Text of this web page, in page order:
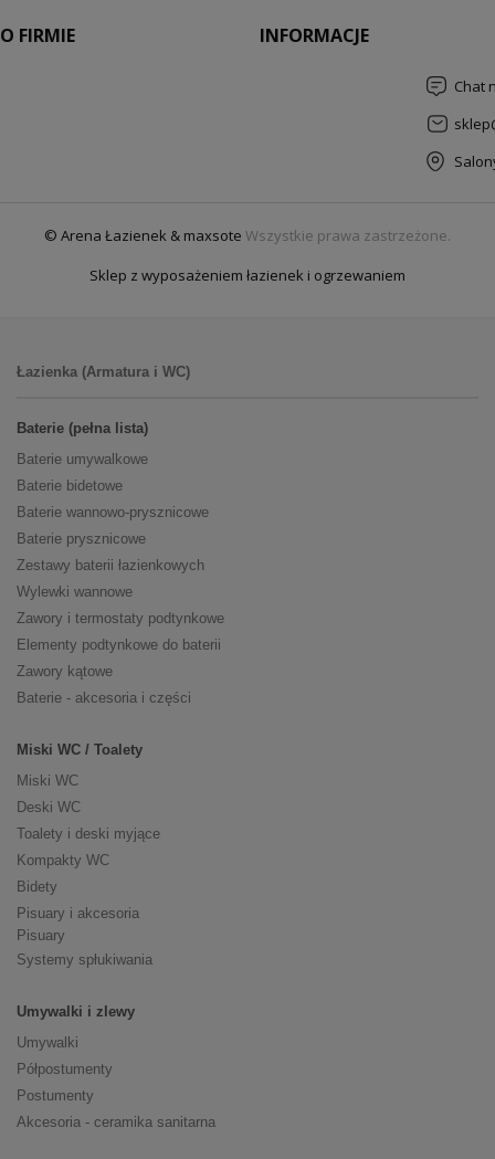
O FIRMIE INFORMACJE
Chat
© Arena Łazienek & maxsote Wszystkie prawa zastrzeżone.
Sklep z wyposażeniem łazienek i ogrzewaniem
Łazienka (Armatura i WC)
Baterie (pełna lista)
Baterie umywalkowe
Baterie bidetowe
Baterie wannowo-prysznicowe
Baterie prysznicowe
Zestawy baterii łazienkowych
Wylewki wannowe
Zawory i termostaty podtynkowe
Elementy podtynkowe do baterii
Zawory kątowe
Baterie - akcesoria i części
Miski WC / Toalety
Miski WC
Deski WC
Toalety i deski myjące
Kompakty WC
Bidety
Pisuary i akcesoria
Pisuary
Systemy spłukiwania
Umywalki i zlewy
Umywalki
Półpostumenty
Postumenty
Akcesoria - ceramika sanitarna